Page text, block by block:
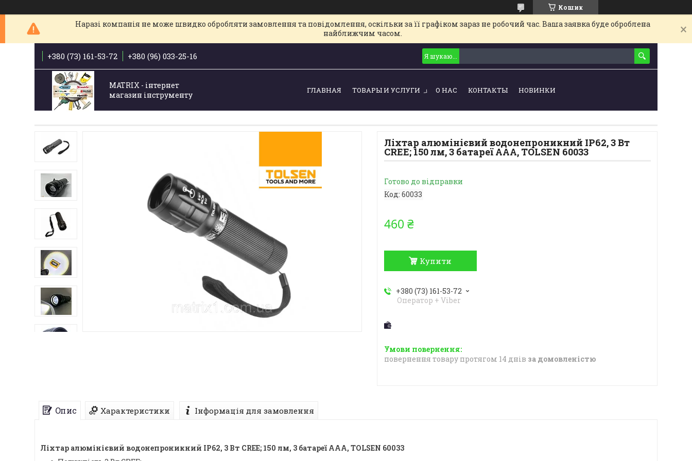
Кошик
Наразі компанія не може швидко обробляти замовлення та повідомлення, оскільки за її графіком зараз не робочий час. Ваша заявка буде оброблена
найближчим часом.
+380 (73) 161-53-72 +380 (96) 033-25-16
MATRIX - інтернет
магазин інструменту
ГЛАВНАЯ ТОВАРЫ И УСЛУГИ О НАС КОНТАКТЫ НОВИНКИ
Ліхтар алюмінієвий водонепроникний IP62, 3 Вт
CREE; 150 лм, 3 батареї AАA, TOLSEN 60033
Готово до відправки
Код: 60033
460 ₴
Купити
+380 (73) 161-53-72
Оператор + Viber
повернення товару протягом 14 днів за домовленістю
Опис Характеристики Інформація для замовлення
Ліхтар алюмінієвий водонепроникний IP62, 3 Вт CREE; 150 лм, 3 батареї AАA, TOLSEN 60033